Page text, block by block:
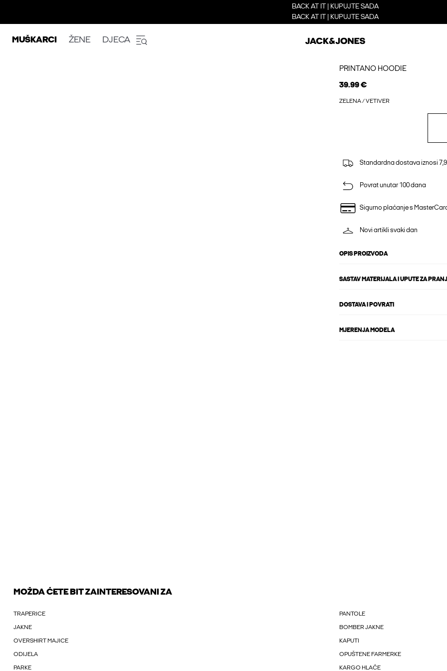
BACK AT IT | KUPUJTE SADA
BACK AT IT | KUPUJTE SADA
MUŠKARCI ŽENE DJECA
PRINTANO HOODIE
39.99 €
ZELENA / VETIVER
Standardna dostava iznosi
Povrat unutar 100 dana
Sigurno plaćanje s
Novi artikli svaki dan
OPIS PROIZVODA
SASTAV MATERIJALA I UPUTE ZA
DOSTAVA I POVRATI
MJERENJA MODELA
MOŽDA ĆETE BIT ZAINTERESOVANI ZA
TRAPERICE PANTOLE
JAKNE BOMBER JAKNE
OVERSHIRT MAJICE KAPUTI
ODIJELA OPUŠTENE FARMERKE
PARKE KARGO HLAČE